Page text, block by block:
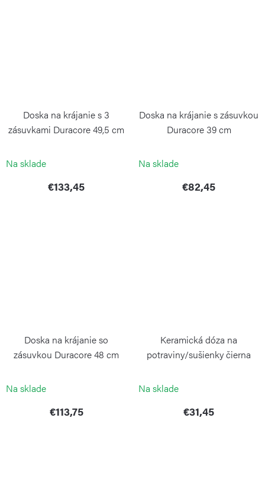
Doska na krájanie s 3
zásuvkami Duracore 49,5 cm
Na sklade
€133,45
Doska na krájanie s zásuvkou
Duracore 39 cm
Na sklade
€82,45
Doska na krájanie so
zásuvkou Duracore 48 cm
Na sklade
€113,75
Keramická dóza na
potraviny/sušienky čierna
Na sklade
€31,45